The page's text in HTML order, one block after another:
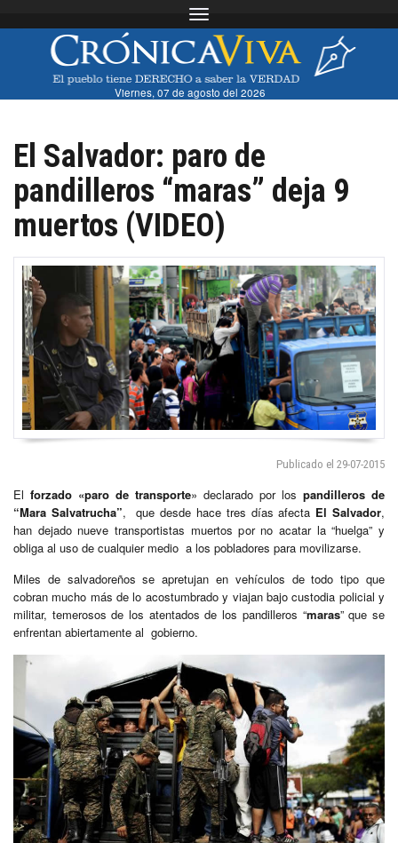
Toggle navigation
Viernes, 07 de agosto del 2026
El Salvador: paro de
pandilleros “maras” deja 9
muertos (VIDEO)
Publicado el 29-07-2015
El forzado «paro de transporte» declarado por los pandilleros de
“Mara Salvatrucha”, que desde hace tres días afecta El Salvador,
han dejado nueve transportistas muertos por no acatar la “huelga” y
obliga al uso de cualquier medio a los pobladores para movilizarse.
Miles de salvadoreños se apretujan en vehículos de todo tipo que
cobran mucho más de lo acostumbrado y viajan bajo custodia policial y
militar, temerosos de los atentados de los pandilleros “maras” que se
enfrentan abiertamente al gobierno.